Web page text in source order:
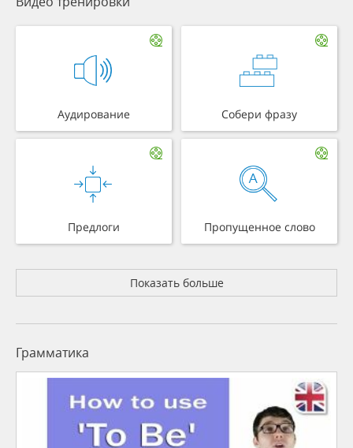
Аудирование Собери фразу
Предлоги Пропущенное слово
Показать больше
Грамматика